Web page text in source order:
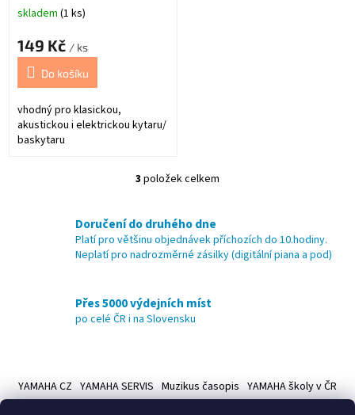
skladem (1 ks)
149 Kč / ks
Do košíku
vhodný pro klasickou,
akustickou i elektrickou kytaru/
baskytaru
O
l
á
d
a
p
r
v
ý
3 položek celkem
Doručení do druhého dne
Platí pro většinu objednávek příchozích do 10.hodiny.
Neplatí pro nadrozměrné zásilky (digitální piana a pod)
Přes 5000 výdejních míst
po celé ČR i na Slovensku
p
YAMAHA CZ YAMAHA SERVIS Muzikus časopis YAMAHA školy v ČR